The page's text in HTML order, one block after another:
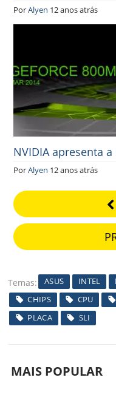
PorAlyen 12 anos atrás
NVIDIA apresenta a
PorAlyen 12 anos atrás
Temas ASUS INTEL
CHIPS
CPU
PLACA
SLI
MAIS POPULAR